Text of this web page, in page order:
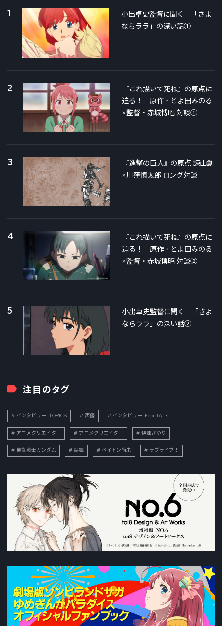
1
小出卓史監督に聞く 「さよ
ならララ」の深い話①
2
『これ描いて死ね』の原点に
迫る！ 原作・とよ田みのる
×監督・赤城博昭 対談①
3
『進撃の巨人』の原点 諫山創
×川窪慎太郎 ロング対談
4
『これ描いて死ね』の原点に
迫る！ 原作・とよ田みのる
×監督・赤城博昭 対談②
5
小出卓史監督に聞く 「さよ
ならララ」の深い話②
注目のタグ
インタビュー_TOPICS 声優 インタビュー_FebriTALK
アニメクリエイター アニメクリエイター 伊達さゆり
機動戦士ガンダム 話題 ペイトン尚未 ラブライブ！